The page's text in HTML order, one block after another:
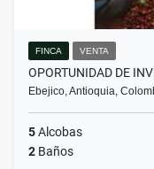
FINCA VENTA
OPORTUNIDAD DE
Ebejico, Antioquia,
5Alcobas
2 Baños